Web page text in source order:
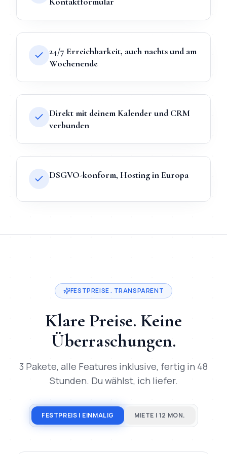
24/7 Erreichbarkeit, auch nachts und am
Wochenende
Direkt mit deinem Kalender und CRM
verbunden
DSGVO-konform, Hosting in Europa
FESTPREISE . TRANSPARENT
Klare Preise. Keine
Überraschungen.
3 Pakete, alle Features inklusive, fertig in 48
Stunden. Du wählst, ich liefer.
FESTPREIS | EINMALIG MIETE | 12 MON.